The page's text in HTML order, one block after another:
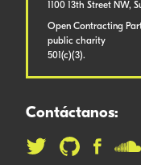
1100 13th Street NW,
Open Contracting
public charity
501(c)(3).
Contáctanos: